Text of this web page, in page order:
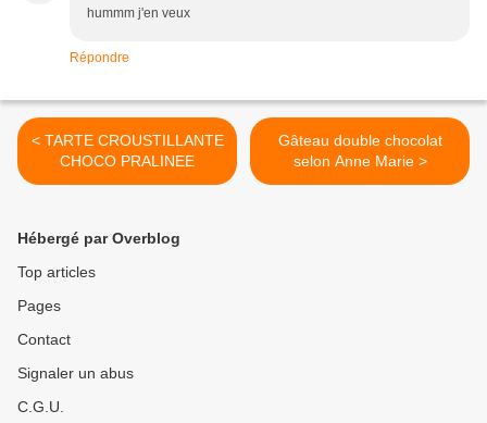
hummm j'en veux
Répondre
< TARTE CROUSTILLANTE
CHOCO PRALINEE
Gâteau double chocolat
selon Anne Marie >
Hébergé par Overblog
Top articles
Pages
Contact
Signaler un abus
C.G.U.